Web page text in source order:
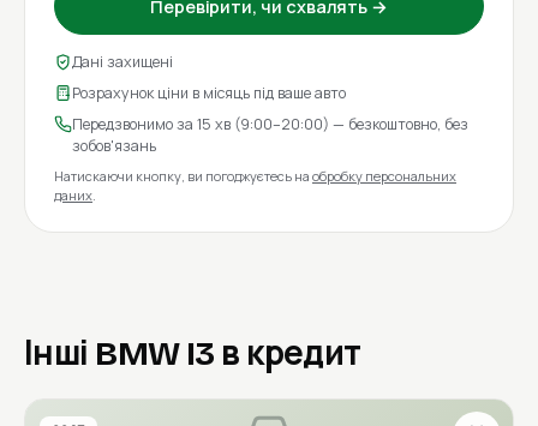
Перевірити, чи схвалять →
Дані захищені
Розрахунок ціни в місяць під ваше авто
Передзвонимо за 15 хв (9:00–20:00) — безкоштовно, без
зобов'язань
Натискаючи кнопку, ви погоджуєтесь на обробку персональних
даних.
Інші BMW I3 в кредит